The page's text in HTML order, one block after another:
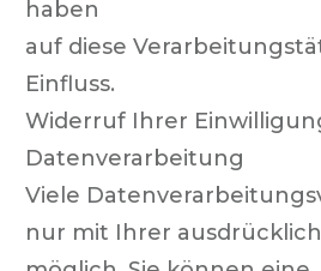
haben
auf diese
Einfluss.
Widerruf Ihrer
Datenverarbeitung
Viele
nur mit Ihrer